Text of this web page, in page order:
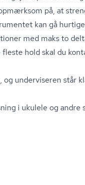
på, at
kan gå
med maks to
hold skal du
og underviseren står
i ukulele og